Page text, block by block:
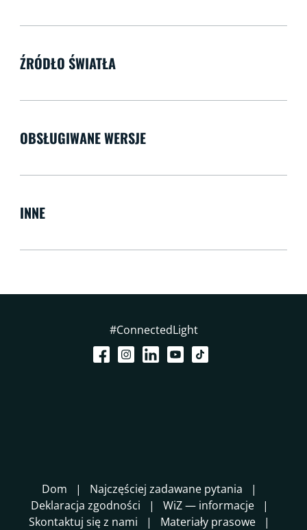
ŹRÓDŁO ŚWIATŁA
OBSŁUGIWANE WERSJE
INNE
#ConnectedLight
Dom
Najczęściej zadawane pytania
Deklaracja zgodności
WiZ — informacje
Skontaktuj się z nami
Materiały prasowe